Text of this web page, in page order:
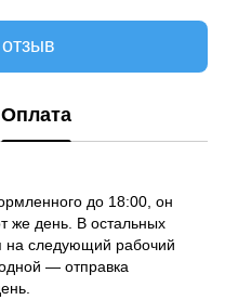
Оплата
до 18:00, он
же день. В остальных
на следующий рабочий
— отправка